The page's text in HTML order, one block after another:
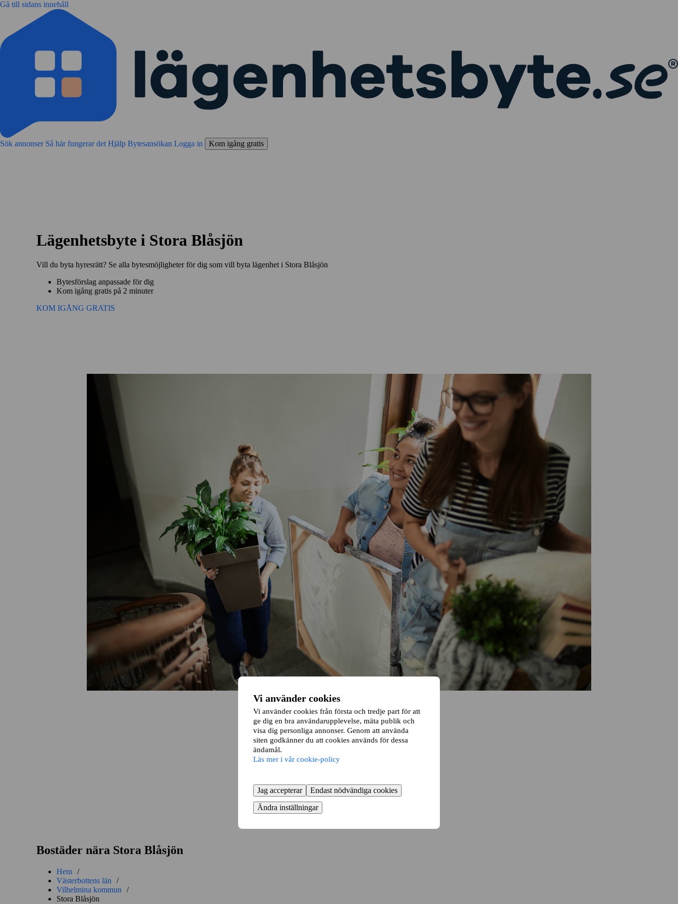
Gå till sidans innehåll
Vi använder cookies
Vi använder cookies från första och tredje part för att
ge dig en bra användarupplevelse, mäta publik och
visa dig personliga annonser. Genom att använda
siten godkänner du att cookies används för dessa
ändamål.
Läs mer i vår cookie-policy
Jag accepterar
Endast nödvändiga cookies
Ändra inställningar
Sök annonser Så här fungerar det Hjälp Bytesansökan Logga in Kom igång gratis
Lägenhetsbyte i Stora Blåsjön
Vill du byta hyresrätt? Se alla bytesmöjligheter för dig som vill byta lägenhet i Stora Blåsjön
Bytesförslag anpassade för dig
Kom igång gratis på 2 minuter
KOM IGÅNG GRATIS
Bostäder nära Stora Blåsjön
Hem /
Västerbottens län
/
Vilhelmina kommun
/
Stora Blåsjön